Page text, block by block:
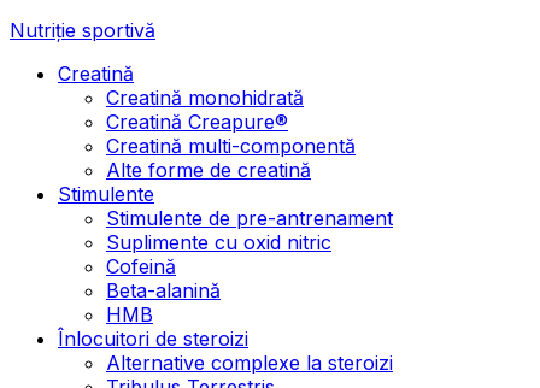
Nutriție sportivă
Creatină
Creatină monohidrată
Creatină Creapure®
Creatină multi-componentă
Alte forme de creatină
Stimulente
Stimulente de pre-antrenament
Suplimente cu oxid nitric
Cofeină
Beta-alanină
HMB
Înlocuitori de steroizi
Alternative complexe la steroizi